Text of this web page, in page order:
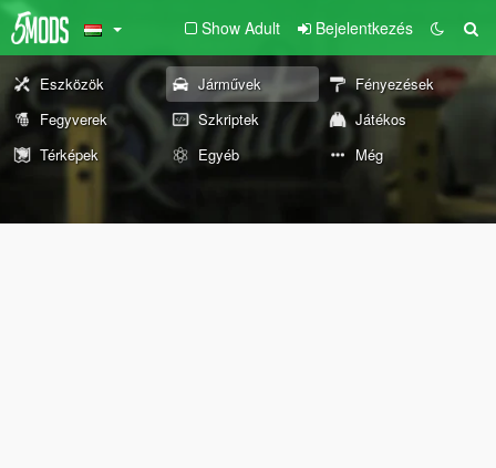
Show Adult Bejelentkezés
Eszközök Járművek
Fényezések
Fegyverek
Szkriptek
Játékos
Térképek
Egyéb Még